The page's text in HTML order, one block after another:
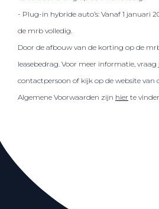
- Plug-in hybride auto’s: Vanaf 1 januari
de mrb volledig.
Door de afbouw van de korting op de
leasebedrag. Voor meer informatie, vraag
contactpersoon of kijk op de website van
Algemene Voorwaarden zijn hier te